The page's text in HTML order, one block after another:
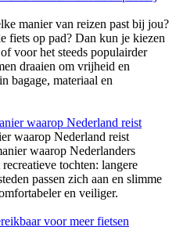
manier van reizen past bij jou?
fiets op pad? Dan kun je kiezen
voor het steeds populairder
draaien om vrijheid en
bagage, materiaal en
waarop Nederland reist
waarop Nederlanders
tochten: langere
passen zich aan en slimme
en veiliger.